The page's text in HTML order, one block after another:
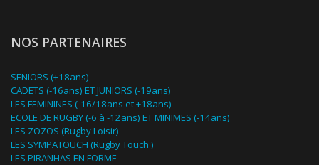
NOS PARTENAIRES
SENIORS (+18ans)
CADETS (-16ans) ET JUNIORS (-19ans)
LES FEMININES (-16/18ans et +18ans)
ECOLE DE RUGBY (-6 à -12ans) ET MINIMES (-14ans)
LES ZOZOS (Rugby Loisir)
LES SYMPATOUCH (Rugby Touch')
LES PIRANHAS EN FORME